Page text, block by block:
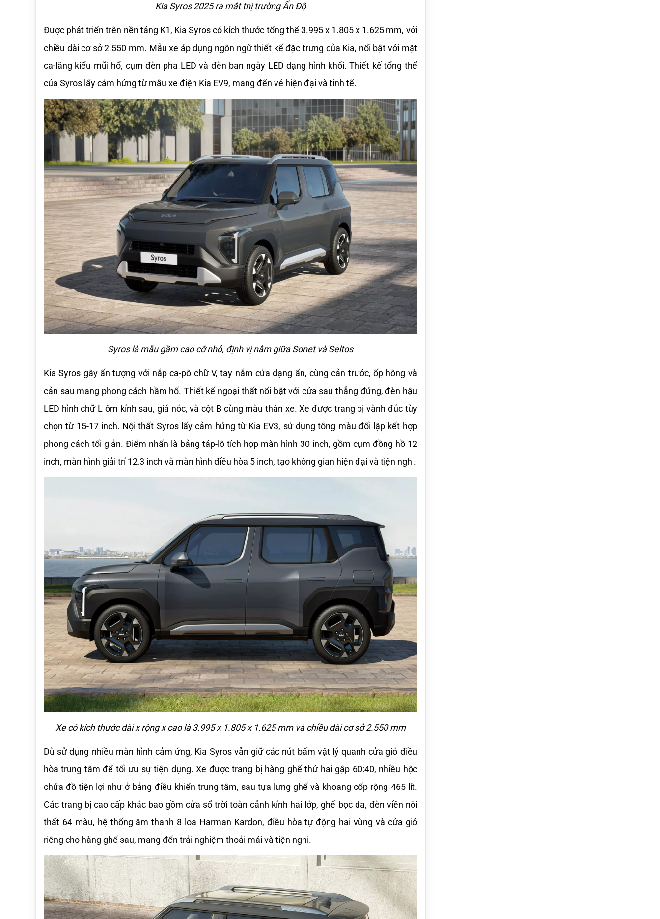
Kia Syros 2025 ra mắt thị trường Ấn Độ
Được phát triển trên nền tảng K1, Kia Syros có kích thước tổng thể 3.995 x 1.805 x 1.625 mm, với
chiều dài cơ sở 2.550 mm. Mẫu xe áp dụng ngôn ngữ thiết kế đặc trưng của Kia, nổi bật với mặt
ca-lăng kiểu mũi hổ, cụm đèn pha LED và đèn ban ngày LED dạng hình khối. Thiết kế tổng thể
của Syros lấy cảm hứng từ mẫu xe điện Kia EV9, mang đến vẻ hiện đại và tinh tế.
Syros là mẫu gầm cao cỡ nhỏ, định vị nằm giữa Sonet và Seltos
Kia Syros gây ấn tượng với nắp ca-pô chữ V, tay nắm cửa dạng ẩn, cùng cản trước, ốp hông và
cản sau mang phong cách hầm hố. Thiết kế ngoại thất nổi bật với cửa sau thẳng đứng, đèn hậu
LED hình chữ L ôm kính sau, giá nóc, và cột B cùng màu thân xe. Xe được trang bị vành đúc tùy
chọn từ 15-17 inch. Nội thất Syros lấy cảm hứng từ Kia EV3, sử dụng tông màu đối lập kết hợp
phong cách tối giản. Điểm nhấn là bảng táp-lô tích hợp màn hình 30 inch, gồm cụm đồng hồ 12
inch, màn hình giải trí 12,3 inch và màn hình điều hòa 5 inch, tạo không gian hiện đại và tiện nghi.
Xe có kích thước dài x rộng x cao là 3.995 x 1.805 x 1.625 mm và chiều dài cơ sở 2.550 mm
Dù sử dụng nhiều màn hình cảm ứng, Kia Syros vẫn giữ các nút bấm vật lý quanh cửa gió điều
hòa trung tâm để tối ưu sự tiện dụng. Xe được trang bị hàng ghế thứ hai gập 60:40, nhiều hộc
chứa đồ tiện lợi như ở bảng điều khiển trung tâm, sau tựa lưng ghế và khoang cốp rộng 465 lít.
Các trang bị cao cấp khác bao gồm cửa sổ trời toàn cảnh kính hai lớp, ghế bọc da, đèn viền nội
thất 64 màu, hệ thống âm thanh 8 loa Harman Kardon, điều hòa tự động hai vùng và cửa gió
riêng cho hàng ghế sau, mang đến trải nghiệm thoải mái và tiện nghi.